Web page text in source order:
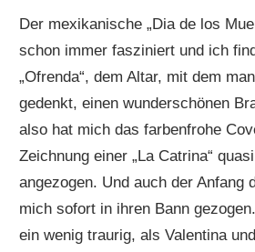
Der mexikanische „Dia de los
schon immer fasziniert und ich
„Ofrenda“, dem Altar, mit dem
gedenkt, einen wunderschönen
also hat mich das farbenfrohe
Zeichnung einer „La Catrina“
angezogen. Und auch der Anfang
mich sofort in ihren Bann
ein wenig traurig, als Valentina